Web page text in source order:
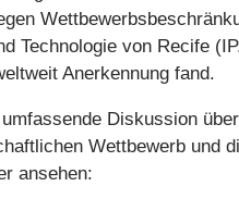
Technologie von Recife
Anerkennung fand.
Diskussion
Wettbewerb und
ansehen: